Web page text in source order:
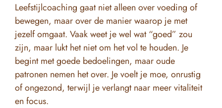
Leefstijlcoaching gaat niet alleen over voeding of
bewegen, maar over de manier waarop je met
jezelf omgaat. Vaak weet je wel wat “goed” zou
zijn, maar lukt het niet om het vol te houden. Je
begint met goede bedoelingen, maar oude
patronen nemen het over. Je voelt je moe, onrustig
of ongezond, terwijl je verlangt naar meer vitaliteit
en focus.